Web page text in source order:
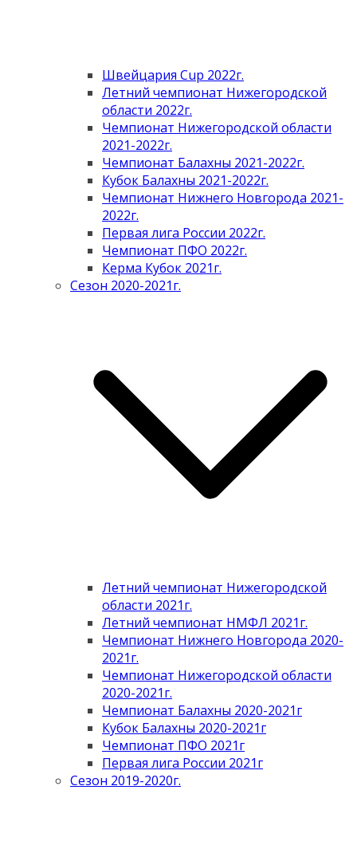
Швейцария Cup 2022г.
Летний чемпионат Нижегородской
области 2022г.
Чемпионат Нижегородской области
2021-2022г.
Чемпионат Балахны 2021-2022г.
Кубок Балахны 2021-2022г.
Чемпионат Нижнего Новгорода 2021-
2022г.
Первая лига России 2022г.
Чемпионат ПФО 2022г.
Керма Кубок 2021г.
Сезон 2020-2021г.
Летний чемпионат Нижегородской
области 2021г.
Летний чемпионат НМФЛ 2021г.
Чемпионат Нижнего Новгорода 2020-
2021г.
Чемпионат Нижегородской области
2020-2021г.
Чемпионат Балахны 2020-2021г
Кубок Балахны 2020-2021г
Чемпионат ПФО 2021г
Первая лига России 2021г
Сезон 2019-2020г.